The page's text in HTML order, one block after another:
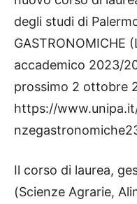
degli studi di
GASTRONOMICHE
accademico 2023/
prossimo 2 ottobre
https://
Il corso di laurea,
(Scienze Agrarie,